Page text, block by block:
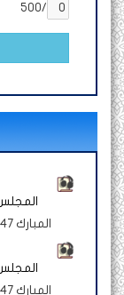
/500
المبارك 1447 هـ
المبارك 1447 هـ